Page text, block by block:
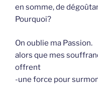
en somme, de
Pourquoi?
On oublie ma Passion.
alors que mes
offrent
-une force pour